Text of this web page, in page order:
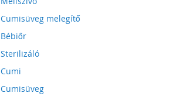
Cumisüveg melegítő
Bébiőr
Sterilizáló
Cumi
Cumisüveg